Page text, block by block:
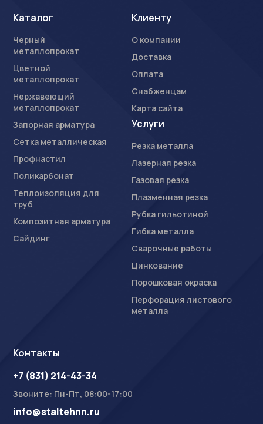
Каталог
Черный
металлопрокат
Цветной
металлопрокат
Нержавеющий
металлопрокат
Запорная арматура
Сетка металлическая
Профнастил
Поликарбонат
Теплоизоляция для
труб
Композитная арматура
Сайдинг
Клиенту
О компании
Доставка
Оплата
Снабженцам
Карта сайта
Услуги
Резка металла
Лазерная резка
Газовая резка
Плазменная резка
Рубка гильотиной
Гибка металла
Сварочные работы
Цинкование
Порошковая окраска
Перфорация листового
металла
Контакты
+7 (831) 214-43-34
Звоните: Пн-Пт, 08:00-17:00
info@staltehnn.ru